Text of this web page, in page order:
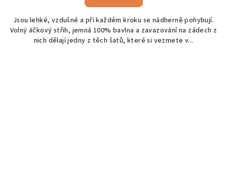
Jsou lehké, vzdušné a při každém kroku se nádherně pohybují.
Volný áčkový střih, jemná 100% bavlna a zavazování na zádech z
nich dělají jedny z těch šatů, které si vezmete v...